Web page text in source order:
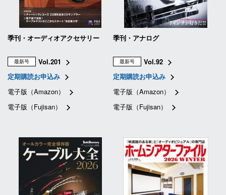
季刊・オーディオアクセサリー
最新号
Vol.201
定期購読お申込み
電子版（Amazon）
電子版（Fujisan）
季刊・アナログ
最新号
Vol.92
定期購読お申込み
電子版（Amazon）
電子版（Fujisan）